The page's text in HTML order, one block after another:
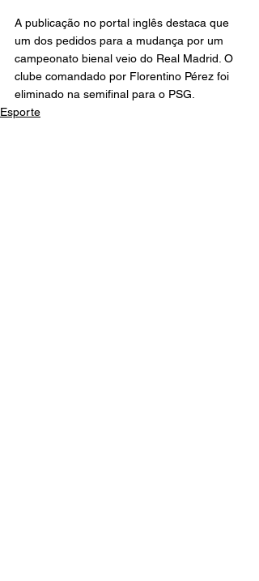
A publicação no portal inglês destaca que
um dos pedidos para a mudança por um
campeonato bienal veio do Real Madrid. O
clube comandado por Florentino Pérez foi
eliminado na semifinal para o PSG.
Esporte